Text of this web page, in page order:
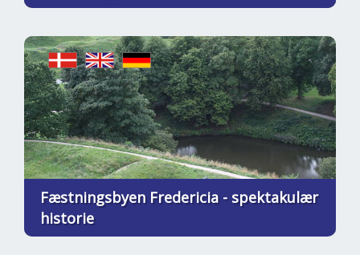
Fæstningsbyen Fredericia - spektakulær
historie